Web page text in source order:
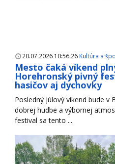
20.07.2026 10:56:26 Kultúra a
Mesto čaká víkend
Horehronský pivný
hasičov aj dychovky
Posledný júlový víkend bude v
dobrej hudbe a výbornej
festival sa tento ...